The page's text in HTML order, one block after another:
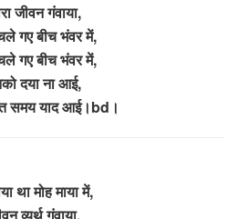
जीवन गंवाया,
गए बीच भंवर में,
गए बीच भंवर में,
दया ना आई,
समय याद आई।bd।
था मोह माया में,
व्यर्थ गंवाया,